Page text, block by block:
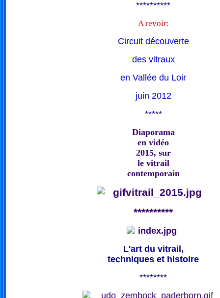
**********
A revoir:
Circuit découverte
des vitraux
en Vallée du Loir
juin 2012
*****
Diaporama
en vidéo
2015, sur
le vitrail
contemporain
**********
L'art du vitrail,
techniques et histoire
********